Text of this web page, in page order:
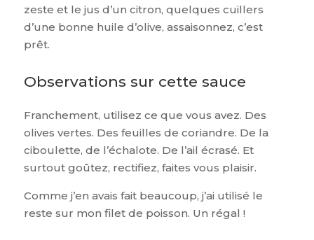
zeste et le jus d’un citron, quelques cuillers
d’une bonne huile d’olive, assaisonnez, c’est
prêt.
Observations sur cette sauce
Franchement, utilisez ce que vous avez. Des
olives vertes. Des feuilles de coriandre. De la
ciboulette, de l’échalote. De l’ail écrasé. Et
surtout goûtez, rectifiez, faites vous plaisir.
Comme j’en avais fait beaucoup, j’ai utilisé le
reste sur mon filet de poisson. Un régal !